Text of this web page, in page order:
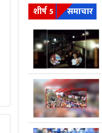
शीर्ष 5 समाचार